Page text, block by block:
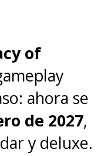
of
ahora se
de 2027,
y deluxe.